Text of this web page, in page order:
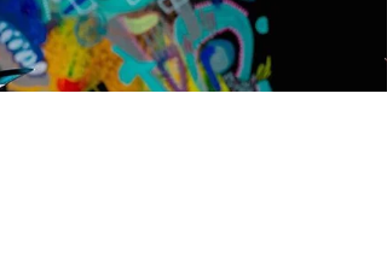
lleno de emociones en el festival más
importante...